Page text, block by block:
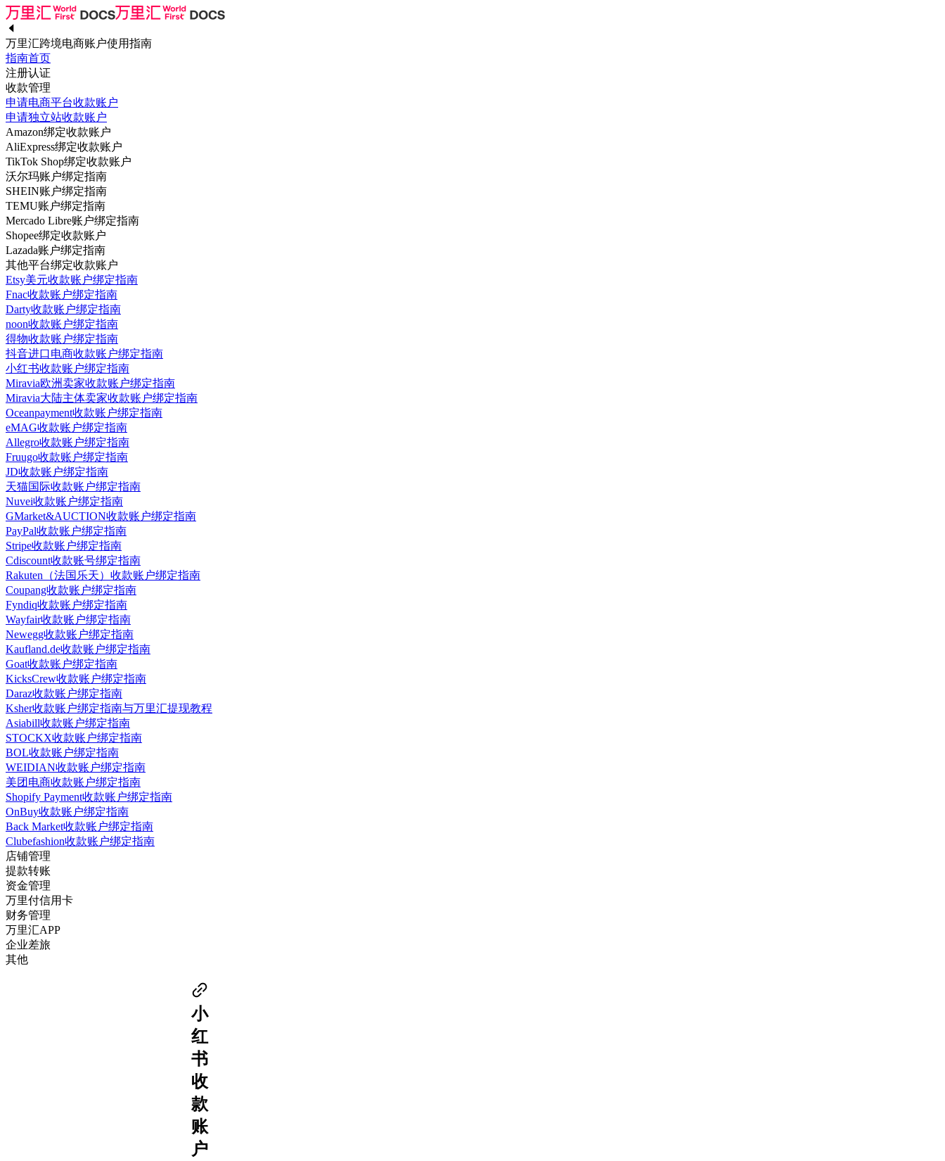
万里汇跨境电商账户使用指南
指南首页
注册认证
收款管理
申请电商平台收款账户
申请独立站收款账户
Amazon绑定收款账户
AliExpress绑定收款账户
TikTok Shop绑定收款账户
沃尔玛账户绑定指南
SHEIN账户绑定指南
TEMU账户绑定指南
Mercado Libre账户绑定指南
Shopee绑定收款账户
Lazada账户绑定指南
其他平台绑定收款账户
Etsy美元收款账户绑定指南
Fnac收款账户绑定指南
Darty收款账户绑定指南
noon收款账户绑定指南
得物收款账户绑定指南
抖音进口电商收款账户绑定指南
小红书收款账户绑定指南
Miravia欧洲卖家收款账户绑定指南
Miravia大陆主体卖家收款账户绑定指南
Oceanpayment收款账户绑定指南
eMAG收款账户绑定指南
Allegro收款账户绑定指南
Fruugo收款账户绑定指南
JD收款账户绑定指南
天猫国际收款账户绑定指南
Nuvei收款账户绑定指南
GMarket&AUCTION收款账户绑定指南
PayPal收款账户绑定指南
Stripe收款账户绑定指南
Cdiscount收款账号绑定指南
Rakuten（法国乐天）收款账户绑定指南
Coupang收款账户绑定指南
Fyndiq收款账户绑定指南
Wayfair收款账户绑定指南
Newegg收款账户绑定指南
Kaufland.de收款账户绑定指南
Goat收款账户绑定指南
KicksCrew收款账户绑定指南
Daraz收款账户绑定指南
Ksher收款账户绑定指南与万里汇提现教程
Asiabill收款账户绑定指南
STOCKX收款账户绑定指南
BOL收款账户绑定指南
WEIDIAN收款账户绑定指南
美团电商收款账户绑定指南
Shopify Payment收款账户绑定指南
OnBuy收款账户绑定指南
Back Market收款账户绑定指南
Clubefashion收款账户绑定指南
店铺管理
提款转账
资金管理
万里付信用卡
财务管理
万里汇APP
企业差旅
其他
小
红
书
收
款
账
户